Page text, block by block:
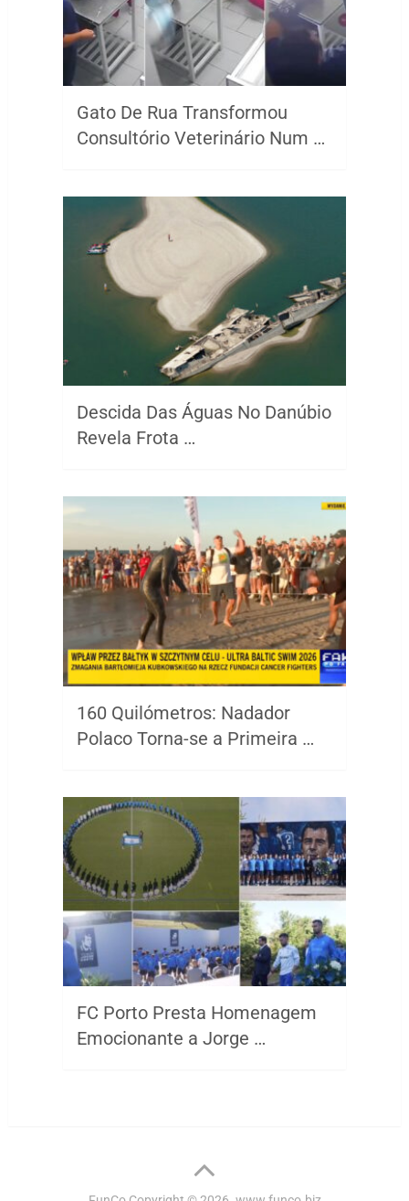
Gato De Rua Transformou
Consultório Veterinário Num …
Descida Das Águas No Danúbio
Revela Frota …
160 Quilómetros: Nadador
Polaco Torna-se a Primeira …
FC Porto Presta Homenagem
Emocionante a Jorge …